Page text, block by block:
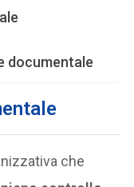
documentale
che